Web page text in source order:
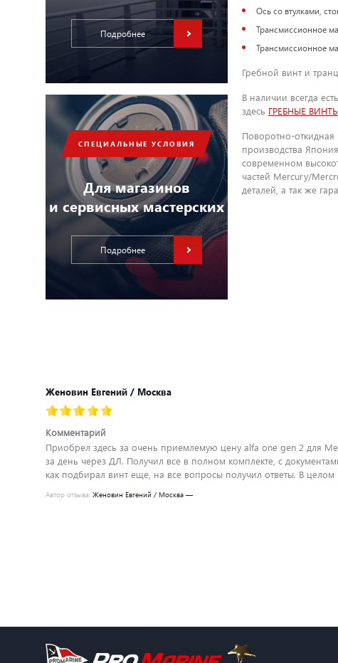
Подробнее
СПЕЦИАЛЬНЫЕ УСЛОВИЯ
Для магазинов
и сервисных мастерских
Подробнее
Ось со втулками,
Трансмиссионное
Трансмиссионное
Гребной винт и
В наличии всегда
здесь ГРЕБНЫЕ
Поворотно-откидная
производства
современном
частей Mercury/
деталей, а так же
Женовин Евгений / Москва
Комментарий
Приобрел здесь за очень приемлемую цену alfa one gen 2 для
за день через ДЛ. Получил все в полном комплекте, с
как подбирал винт еще, на все вопросы получил ответы. В
Автор отзыва: Женовин Евгений / Москва —